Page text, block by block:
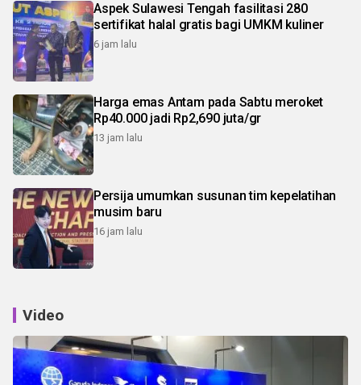
Aspek Sulawesi Tengah fasilitasi 280
sertifikat halal gratis bagi UMKM kuliner
6 jam lalu
Harga emas Antam pada Sabtu meroket
Rp40.000 jadi Rp2,690 juta/gr
13 jam lalu
Persija umumkan susunan tim kepelatihan
musim baru
16 jam lalu
Video